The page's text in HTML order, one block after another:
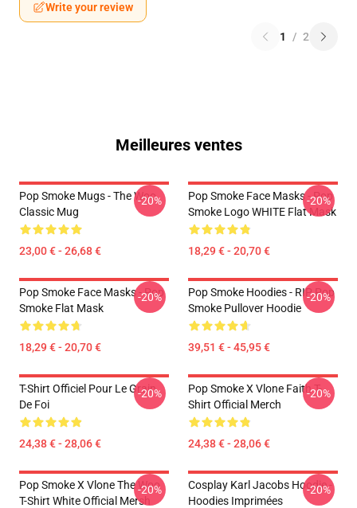
Write your review
1 / 2
Meilleures ventes
Pop Smoke Mugs - The Woo
Classic Mug
23,00 € - 26,68 €
-20%
Pop Smoke Face Masks - Pop
Smoke Logo WHITE Flat Mask
18,29 € - 20,70 €
-20%
Pop Smoke Face Masks - Pop
Smoke Flat Mask
18,29 € - 20,70 €
-20%
Pop Smoke Hoodies - RIP Pop
Smoke Pullover Hoodie
39,51 € - 45,95 €
-20%
T-Shirt Officiel Pour Le Grain
De Foi
24,38 € - 28,06 €
-20%
Pop Smoke X Vlone Faith T-
Shirt Official Merch
24,38 € - 28,06 €
-20%
Pop Smoke X Vlone The Woo
T-Shirt White Official Mersh
-20%
Cosplay Karl Jacobs Hoodie -
Hoodies Imprimées
-20%